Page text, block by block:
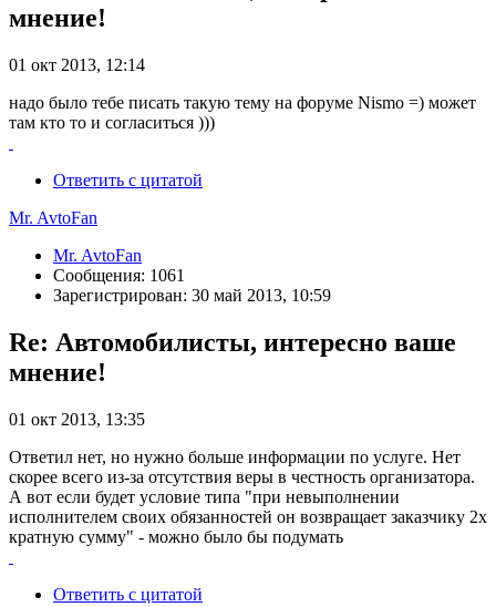
мнение!
01 окт 2013, 12:14
надо было тебе писать такую тему на форуме Nismo =) может
там кто то и согласиться )))
Ответить с цитатой
Mr. AvtoFan
Mr. AvtoFan
Сообщения: 1061
Зарегистрирован: 30 май 2013, 10:59
Re: Автомобилисты, интересно ваше
мнение!
01 окт 2013, 13:35
Ответил нет, но нужно больше информации по услуге. Нет
скорее всего из-за отсутствия веры в честность организатора.
А вот если будет условие типа "при невыполнении
исполнителем своих обязанностей он возвращает заказчику 2х
кратную сумму" - можно было бы подумать
Ответить с цитатой